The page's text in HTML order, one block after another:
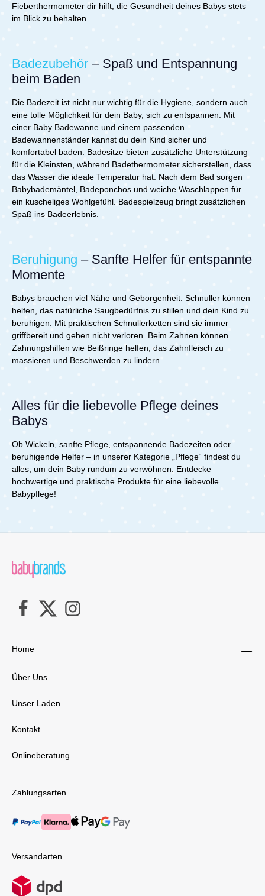
Fieberthermometer dir hilft, die Gesundheit deines Babys stets
im Blick zu behalten.
Badezubehör – Spaß und Entspannung
beim Baden
Die Badezeit ist nicht nur wichtig für die Hygiene, sondern auch
eine tolle Möglichkeit für dein Baby, sich zu entspannen. Mit
einer Baby Badewanne und einem passenden
Badewannenständer kannst du dein Kind sicher und
komfortabel baden. Badesitze bieten zusätzliche Unterstützung
für die Kleinsten, während Badethermometer sicherstellen, dass
das Wasser die ideale Temperatur hat. Nach dem Bad sorgen
Babybademäntel, Badeponchos und weiche Waschlappen für
ein kuscheliges Wohlgefühl. Badespielzeug bringt zusätzlichen
Spaß ins Badeerlebnis.
Beruhigung – Sanfte Helfer für entspannte
Momente
Babys brauchen viel Nähe und Geborgenheit. Schnuller können
helfen, das natürliche Saugbedürfnis zu stillen und dein Kind zu
beruhigen. Mit praktischen Schnullerketten sind sie immer
griffbereit und gehen nicht verloren. Beim Zahnen können
Zahnungshilfen wie Beißringe helfen, das Zahnfleisch zu
massieren und Beschwerden zu lindern.
Alles für die liebevolle Pflege deines
Babys
Ob Wickeln, sanfte Pflege, entspannende Badezeiten oder
beruhigende Helfer – in unserer Kategorie „Pflege“ findest du
alles, um dein Baby rundum zu verwöhnen. Entdecke
hochwertige und praktische Produkte für eine liebevolle
Babypflege!
Zahlungsarten
Versandarten
Home
Über Uns
Unser Laden
Kontakt
Onlineberatung